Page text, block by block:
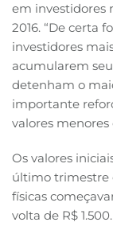
em investidores
2016. “De certa
investidores
acumularem
detenham o
importante
valores menores
Os valores
último trimestre
físicas
volta de R$